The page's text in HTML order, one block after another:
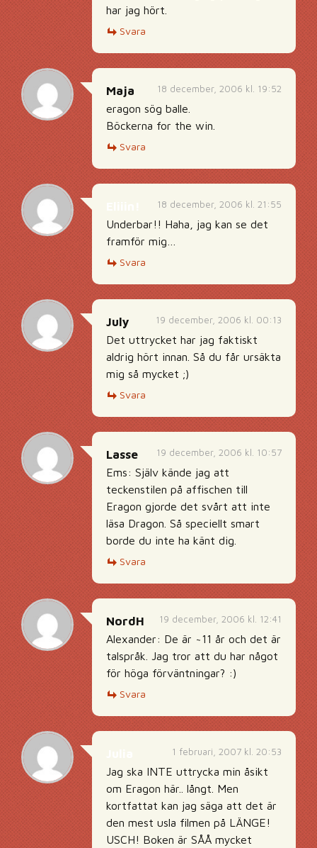
har jag hört.
Svara
18 december, 2006 kl. 19:52
Maja
eragon sög balle.
Böckerna for the win.
Svara
18 december, 2006 kl. 21:55
Underbar!! Haha, jag kan se det
framför mig…
Svara
19 december, 2006 kl. 00:13
July
Det uttrycket har jag faktiskt
aldrig hört innan. Så du får ursäkta
mig så mycket ;)
Svara
19 december, 2006 kl. 10:57
Lasse
Ems: Själv kände jag att
teckenstilen på affischen till
Eragon gjorde det svårt att inte
läsa Dragon. Så speciellt smart
borde du inte ha känt dig.
Svara
19 december, 2006 kl. 12:41
NordH
Alexander: De är ~11 år och det är
talspråk. Jag tror att du har något
för höga förväntningar? :)
Svara
1 februari, 2007 kl. 20:53
Jag ska INTE uttrycka min åsikt
om Eragon här.. långt. Men
kortfattat kan jag säga att det är
den mest usla filmen på LÄNGE!
USCH! Boken är SÅÅ mycket